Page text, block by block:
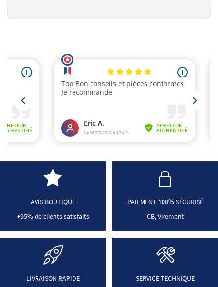
AVIS BOUTIQUE
+95% de clients satisfaits
PAIEMENT 100% SÉCURISÉ
CB, Virement
LIVRAISON RAPIDE SERVICE TECHNIQUE